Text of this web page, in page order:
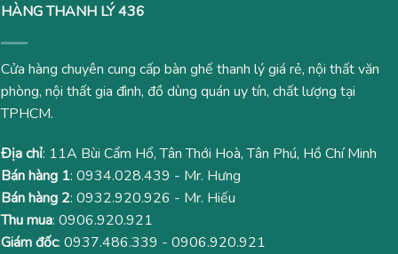
HÀNG THANH LÝ 436
Cửa hàng chuyên cung cấp bàn ghế thanh lý giá rẻ, nội thất văn
phòng, nội thất gia đình, đồ dùng quán uy tín, chất lượng tại
TPHCM.
Địa chỉ: 11A Bùi Cẩm Hổ, Tân Thới Hoà, Tân Phú, Hồ Chí Minh
Bán hàng 1: 0934.028.439 - Mr. Hưng
Bán hàng 2: 0932.920.926 - Mr. Hiếu
Thu mua: 0906.920.921
Giám đốc: 0937.486.339 - 0906.920.921